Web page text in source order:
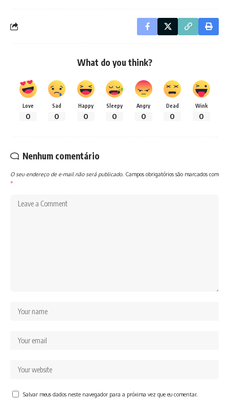
What do you think?
Love
0
Sad
0
Happy
0
Sleepy
0
Angry
0
Dead
0
Wink
0
Nenhum comentário
O seu endereço de e-mail não será publicado. Campos obrigatórios são marcados com
*
Salvar meus dados neste navegador para a próxima vez que eu comentar.